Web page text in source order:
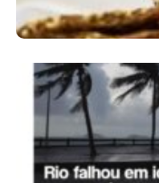
Ano X – Número